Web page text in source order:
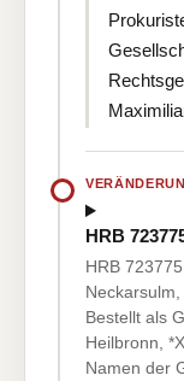
HRB
HRB
Bestellt als
Heilbronn,
Namen der